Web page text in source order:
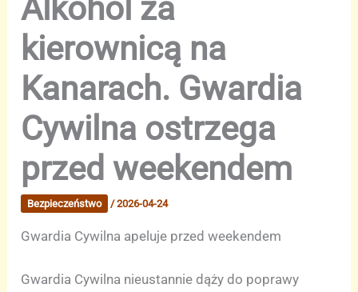
Alkohol za
kierownicą na
Kanarach. Gwardia
Cywilna ostrzega
przed weekendem
Bezpieczeństwo /2026-04-24
Gwardia Cywilna apeluje przed weekendem
Gwardia Cywilna nieustannie dąży do poprawy